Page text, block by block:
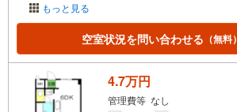
もっと見る
空室状況を問い合わせる （無料）
4.7万円
管理費等 なし